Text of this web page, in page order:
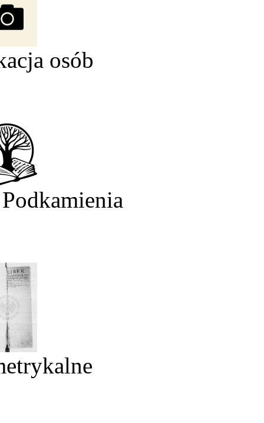
osób